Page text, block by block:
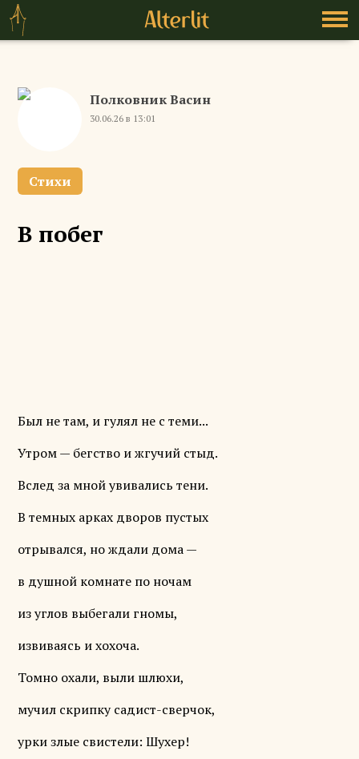
Полковник Васин
30.06.26 в 13:01
Стихи
В побег
Был не там, и гулял не с теми...
Утром — бегство и жгучий стыд.
Вслед за мной увивались тени.
В темных арках дворов пустых
отрывался, но ждали дома —
в душной комнате по ночам
из углов выбегали гномы,
извиваясь и хохоча.
Томно охали, выли шлюхи,
мучил скрипку садист-сверчок,
урки злые свистели: Шухер!